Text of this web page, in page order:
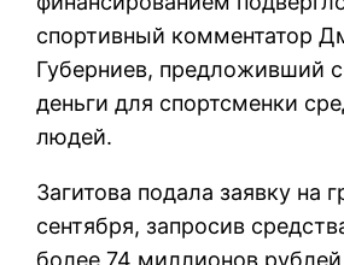
спортивный комментатор
Губерниев, предложивший
деньги для спортсменки
людей.
Загитова подала заявку на
сентября, запросив
более 74 миллионов рублей